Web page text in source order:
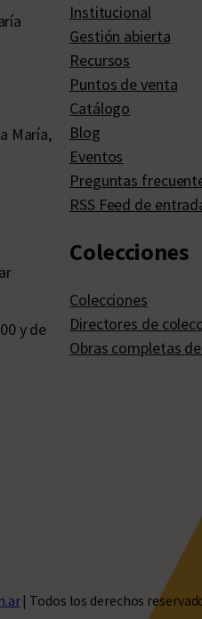
María,
y de
Institucional
Gestión abierta
Recursos
Puntos de venta
Catálogo
Blog
Eventos
Preguntas
RSS Feed de
Colecciones
Colecciones
Directores de
Obras completas
| Todos los derechos